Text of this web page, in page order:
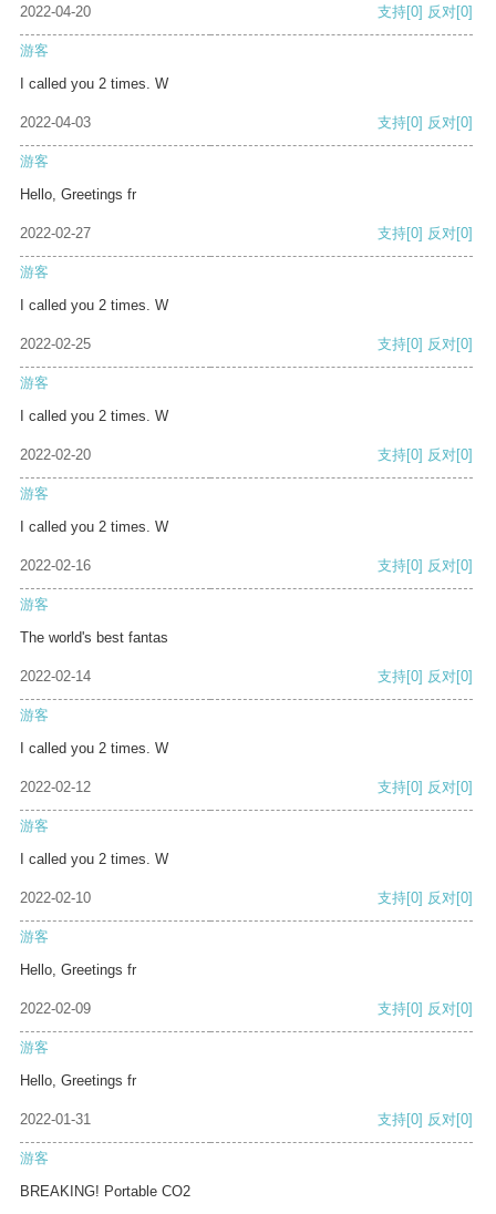
2022-04-20 支持[0] 反对[0]
游客
I called you 2 times. W
2022-04-03 支持[0] 反对[0]
游客
Hello, Greetings fr
2022-02-27 支持[0] 反对[0]
游客
I called you 2 times. W
2022-02-25 支持[0] 反对[0]
游客
I called you 2 times. W
2022-02-20 支持[0] 反对[0]
游客
I called you 2 times. W
2022-02-16 支持[0] 反对[0]
游客
The world's best fantas
2022-02-14 支持[0] 反对[0]
游客
I called you 2 times. W
2022-02-12 支持[0] 反对[0]
游客
I called you 2 times. W
2022-02-10 支持[0] 反对[0]
游客
Hello, Greetings fr
2022-02-09 支持[0] 反对[0]
游客
Hello, Greetings fr
2022-01-31 支持[0] 反对[0]
游客
BREAKING! Portable CO2